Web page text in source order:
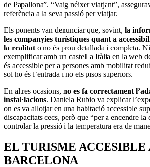
de Papallona”. “Vaig néixer viatjant”,
referència a la seva passió per viatjar.
Els ponents van denunciar que, sovint, la
les companyies turístiques quant a
la realitat o no és prou detallada i completa.
exemplificar amb un castell a Itàlia en la web
és accessible per a persones amb mobilitat
sol ho és l’entrada i no els pisos superiors.
En altres ocasions, no es fa correctament
instal·lacions. Daniela Rubio va explicar
on es va allotjar en una habitació accessible
discapacitats cecs, però que “per a encendre la
controlar la pressió i la temperatura era de
EL TURISME ACCESIBLE
BARCELONA